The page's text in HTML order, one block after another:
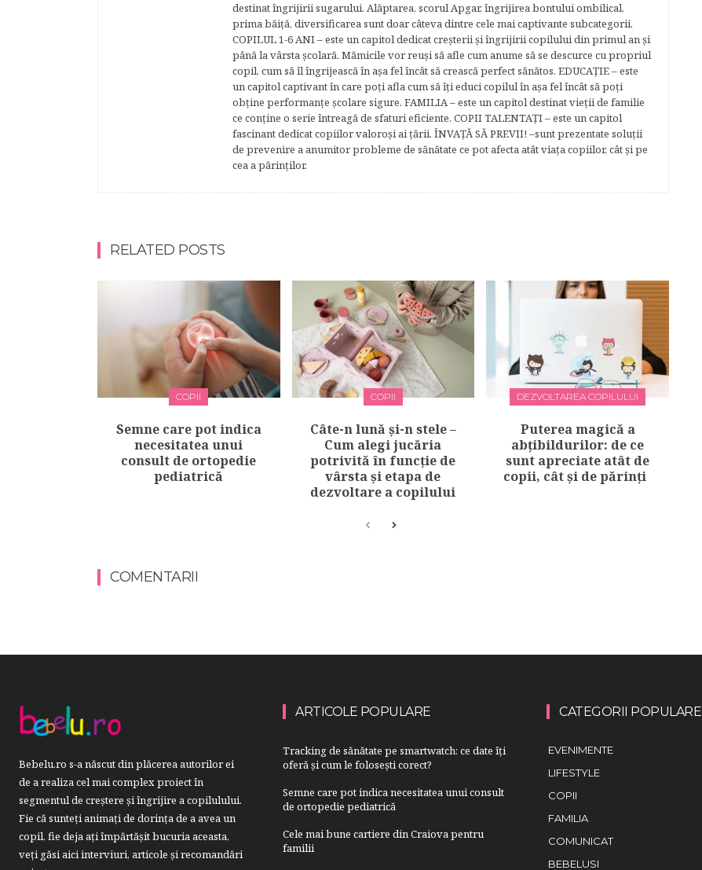
destinat îngrijirii sugarului. Alăptarea, scorul Apgar, îngrijirea bontului ombilical,
prima băiţă, diversificarea sunt doar câteva dintre cele mai captivante subcategorii.
COPILUL 1-6 ANI – este un capitol dedicat creşterii şi îngrijirii copilului din primul an şi
până la vârsta şcolară. Mămicile vor reuşi să afle cum anume să se descurce cu propriul
copil, cum să îl îngrijească în aşa fel încât să crească perfect sănătos. EDUCAŢIE – este
un capitol captivant în care poţi afla cum să îţi educi copilul în aşa fel încât să poţi
obţine performanţe şcolare sigure. FAMILIA – este un capitol destinat vieţii de familie
ce conţine o serie întreagă de sfaturi eficiente. COPII TALENTAŢI – este un capitol
fascinant dedicat copiilor valoroși ai țării. ÎNVAŢĂ SĂ PREVII! –sunt prezentate soluţii
de prevenire a anumitor probleme de sănătate ce pot afecta atât viaţa copiilor, cât şi pe
cea a părinţilor.
RELATED POSTS
COPII
Semne care pot indica
necesitatea unui
consult de ortopedie
pediatrică
COPII
Câte-n lună și-n stele –
Cum alegi jucăria
potrivită în funcție de
vârsta și etapa de
dezvoltare a copilului
DEZVOLTAREA COPILULUI
Puterea magică a
abțibildurilor: de ce
sunt apreciate atât de
copii, cât și de părinți
COMENTARII
Bebelu.ro s-a născut din plăcerea autorilor ei
de a realiza cel mai complex proiect în
segmentul de creştere şi îngrijire a copilulului.
Fie că sunteţi animaţi de dorinţa de a avea un
copil, fie deja aţi împărtăşit bucuria aceasta,
veți găsi aici interviuri, articole şi recomandări
ARTICOLE POPULARE
Tracking de sănătate pe smartwatch: ce date îți
oferă și cum le folosești corect?
Semne care pot indica necesitatea unui consult
de ortopedie pediatrică
Cele mai bune cartiere din Craiova pentru
familii
CATEGORII POPULARE
EVENIMENTE
LIFESTYLE
COPII
FAMILIA
COMUNICAT
BEBELUSI